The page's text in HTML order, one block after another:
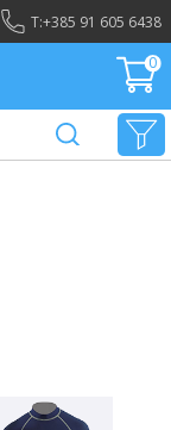
T:+385 91 605 6438
0